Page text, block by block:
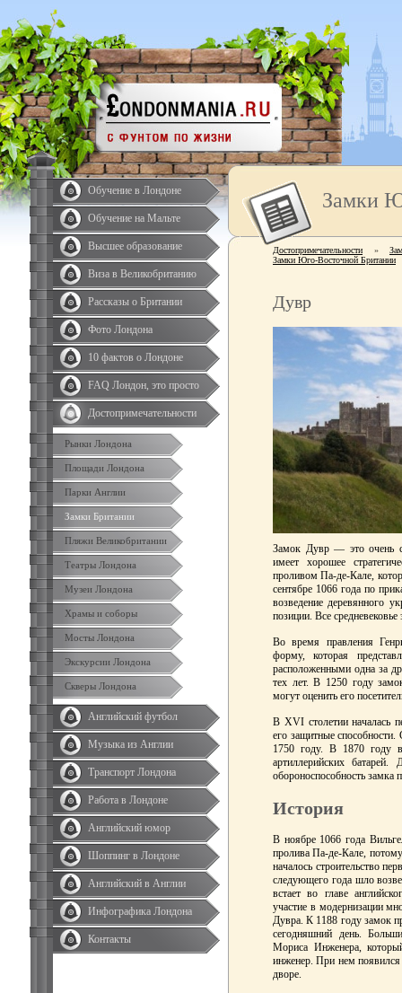
Обучение в Лондоне
Обучение на Мальте
Высшее образование
Виза в Великобританию
Рассказы о Британии
Фото Лондона
10 фактов о Лондоне
FAQ Лондон, это просто
Достопримечательности
Рынки Лондона
Площади Лондона
Парки Англии
Замки Британии
Пляжи Великобритании
Театры Лондона
Музеи Лондона
Храмы и соборы
Мосты Лондона
Экскурсии Лондона
Скверы Лондона
Английский футбол
Музыка из Англии
Транспорт Лондона
Работа в Лондоне
Английский юмор
Шоппинг в Лондоне
Английский в Англии
Инфографика Лондона
Контакты
Замки
Достопримечательности »
Замки Юго-Восточной Британии
Дувр
Замок Дувр— это очень
имеет хорошее
проливом Па-де-Кале,
сентябре 1066 года по
возведение деревянного
позиции. Все
Во время правления
форму, которая
расположенными одна за
тех лет. В 1250 году
могут оценить его
В XVI столетии началась
его защитные
1750 году. В 1870 году
артиллерийских
обороноспособность замка
История
В ноябре 1066 года
пролива Па-де-Кале,
началось строительство
следующего года шло
встает во главе
участие в модернизации
Дувра. К 1188 году замок
сегодняшний день.
Мориса Инженера,
инженер. При нем
дворе.